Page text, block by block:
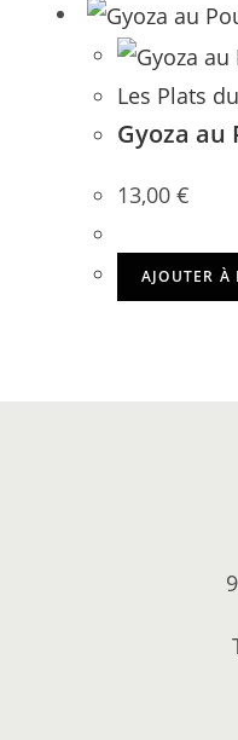
Les Plats
Gyoza au
13,00 €
AJOUTER À